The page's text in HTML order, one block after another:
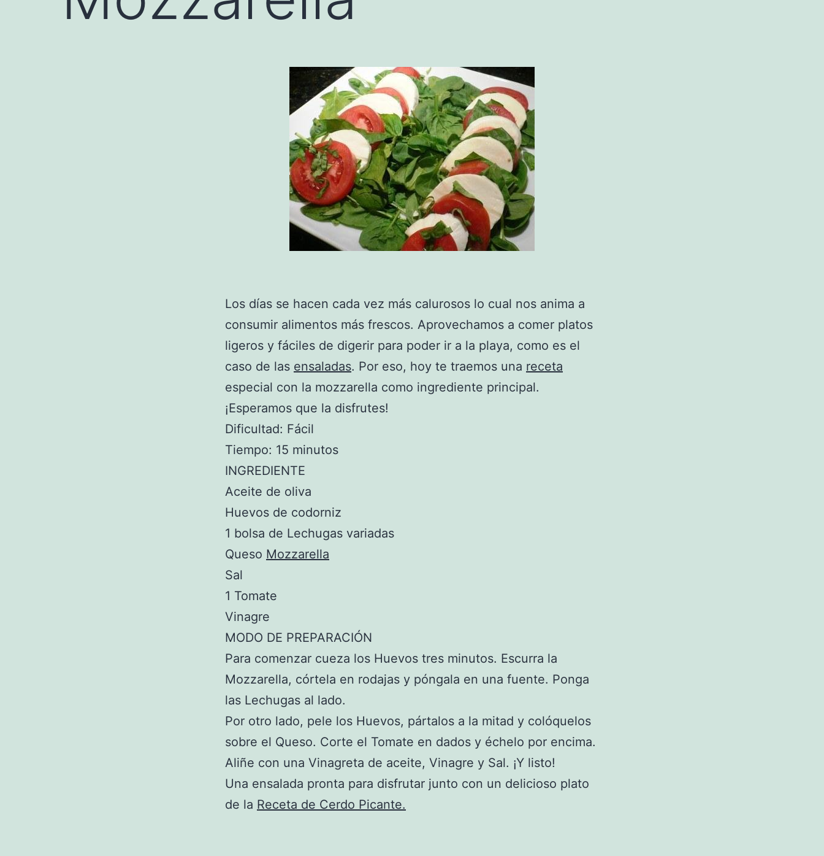
Los días se hacen cada vez más calurosos lo cual nos anima a
consumir alimentos más frescos. Aprovechamos a comer platos
ligeros y fáciles de digerir para poder ir a la playa, como es el
caso de las ensaladas. Por eso, hoy te traemos una receta
especial con la mozzarella como ingrediente principal.
¡Esperamos que la disfrutes!
Dificultad: Fácil
Tiempo: 15 minutos
INGREDIENTE
Aceite de oliva
Huevos de codorniz
1 bolsa de Lechugas variadas
Queso Mozzarella
Sal
1 Tomate
Vinagre
MODO DE PREPARACIÓN
Para comenzar cueza los Huevos tres minutos. Escurra la
Mozzarella, córtela en rodajas y póngala en una fuente. Ponga
las Lechugas al lado.
Por otro lado, pele los Huevos, pártalos a la mitad y colóquelos
sobre el Queso. Corte el Tomate en dados y échelo por encima.
Aliñe con una Vinagreta de aceite, Vinagre y Sal. ¡Y listo!
Una ensalada pronta para disfrutar junto con un delicioso plato
de la Receta de Cerdo Picante.